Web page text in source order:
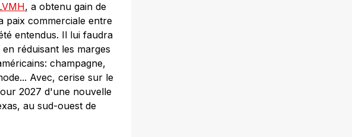
, a obtenu gain de
paix commerciale entre
entendus. Il lui faudra
réduisant les marges
champagne,
Avec, cerise sur le
2027 d'une nouvelle
au sud-ouest de